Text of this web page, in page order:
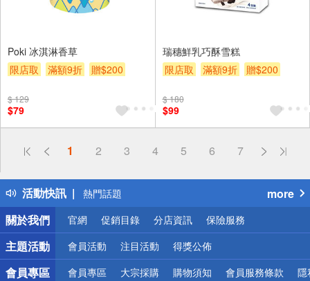
Poki 冰淇淋香草
限店取
滿額9折 贈$200
$ 129
$79
瑞穗鮮乳巧酥雪糕
限店取
滿額9折 贈$200
$ 180
$99
1 2 3 4 5 6 7
活動快訊
偏遠地區配送
得獎公告
熱門話題
銀行優惠
偏遠地區配送
詐騙網頁！請小心！
more
關於我們
官網 促銷目錄 分店資訊 保險服務
主題活動 會員活動 注目活動 得獎公佈
會員專區 會員專區 大宗採購 購物須知 會員服務條款 隱